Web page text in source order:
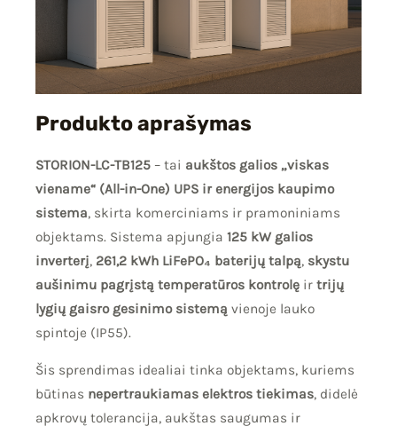
Produkto aprašymas
STORION-LC-TB125 – tai aukštos galios „viskas
viename“ (All-in-One) UPS ir energijos kaupimo
sistema, skirta komerciniams ir pramoniniams
objektams. Sistema apjungia 125 kW galios
inverterį, 261,2 kWh LiFePO₄ baterijų talpą, skystu
aušinimu pagrįstą temperatūros kontrolę ir trijų
lygių gaisro gesinimo sistemą vienoje lauko
spintoje (IP55).
Šis sprendimas idealiai tinka objektams, kuriems
būtinas nepertraukiamas elektros tiekimas, didelė
apkrovų tolerancija, aukštas saugumas ir